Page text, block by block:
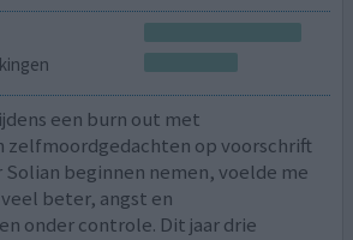
een burn out met
zelfmoordgedachten op voorschrift
beginnen nemen, voelde me
beter, angst en
onder controle. Dit jaar drie